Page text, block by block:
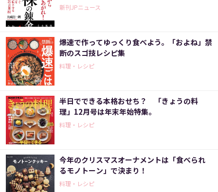
新刊JPニュース
爆速で作ってゆっくり食べよう。「およね」禁
断のスゴ技レシピ集
料理・レシピ
半日でできる本格おせち？ 「きょうの料
理」12月号は年末年始特集。
料理・レシピ
今年のクリスマスオーナメントは「食べられ
るモノトーン」で決まり！
料理・レシピ